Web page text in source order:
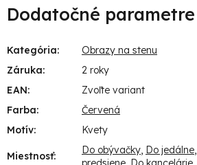
Dodatočné parametre
Kategória:
Obrazy na stenu
Záruka:
2 roky
EAN:
Zvoľte variant
Farba:
Červená
Motív: Kvety
Miestnosť: Do obývačky, Do jedálne,